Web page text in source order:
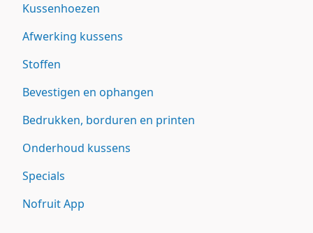
Kussenhoezen
Afwerking kussens
Stoffen
Bevestigen en ophangen
Bedrukken, borduren en printen
Onderhoud kussens
Specials
Nofruit App